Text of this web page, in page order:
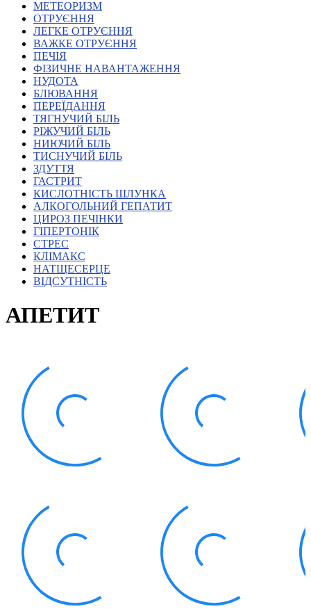
Херсонська область
Хмельницька область
Черкаська область
Чернігівська область
Особи відповідальні за контактування з
питань укладення договорів
Вивчаємо жестову мову
Дитяча сторінка
Новини про жестову мову
Ресурс для вивчення жестових мов різних країн
ЦУЖМ
Проєкт "Жестова мова для поліцейських"
Про шахрайські схеми
ВІКТОРИНА
На допомогу військовим
Медична термінологія жестовою мовою
Статут УТОГ
Нормативна база УТОГ
МЕТЕОРИЗМ
ОТРУЄННЯ
ЛЕГКЕ ОТРУЄННЯ
ВАЖКЕ ОТРУЄННЯ
ПЕЧІЯ
ФІЗИЧНЕ НАВАНТАЖЕННЯ
НУДОТА
БЛЮВАННЯ
ПЕРЕЇДАННЯ
ТЯГНУЧИЙ БІЛЬ
РІЖУЧИЙ БІЛЬ
НИЮЧИЙ БІЛЬ
ТИСНУЧИЙ БІЛЬ
ЗДУТТЯ
ГАСТРИТ
КИСЛОТНІСТЬ ШЛУНКА
АЛКОГОЛЬНИЙ ГЕПАТИТ
ЦИРОЗ ПЕЧІНКИ
ГІПЕРТОНІК
СТРЕС
КЛІМАКС
НАТЩЕСЕРЦЕ
ВІДСУТНІСТЬ
АПЕТИТ